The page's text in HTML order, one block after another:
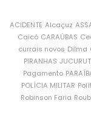
ACIDENTE Alcaçuz
Caicó CARAÚBAS
currais novos Dilma
PIRANHAS
Pagamento
POLÍCIA MILITAR
Robinson Faria